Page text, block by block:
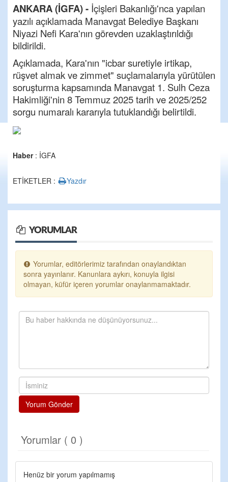
ANKARA (İGFA) - İçişleri Bakanlığı'nca yapılan
yazılı açıklamada Manavgat Belediye Başkanı
Niyazi Nefi Kara'nın görevden uzaklaştırıldığı
bildirildi.
Açıklamada, Kara'nın "icbar suretiyle irtikap,
rüşvet almak ve zimmet" suçlamalarıyla yürütülen
soruşturma kapsamında Manavgat 1. Sulh Ceza
Hakimliği'nin 8 Temmuz 2025 tarih ve 2025/252
sorgu numaralı kararıyla tutuklandığı belirtildi.
Haber: İGFA
ETİKETLER : Yazdır
YORUMLAR
Yorumlar, editörlerimiz tarafından onaylandıktan
sonra yayınlanır. Kanunlara aykırı, konuyla ilgisi
olmayan, küfür içeren yorumlar onaylanmamaktadır.
Yorum Gönder
Yorumlar ( 0 )
Henüz bir yorum yapılmamış